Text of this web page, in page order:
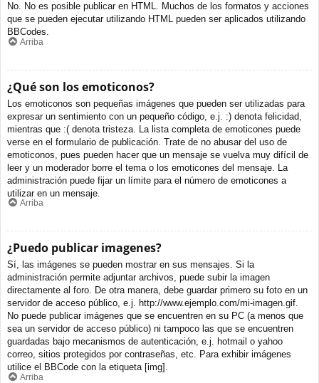
No. No es posible publicar en HTML. Muchos de los formatos y acciones
que se pueden ejecutar utilizando HTML pueden ser aplicados utilizando
BBCodes.
Arriba
¿Qué son los emoticonos?
Los emoticonos son pequeñas imágenes que pueden ser utilizadas para
expresar un sentimiento con un pequeño código, e.j. :) denota felicidad,
mientras que :( denota tristeza. La lista completa de emoticones puede
verse en el formulario de publicación. Trate de no abusar del uso de
emoticonos, pues pueden hacer que un mensaje se vuelva muy difícil de
leer y un moderador borre el tema o los emoticones del mensaje. La
administración puede fijar un límite para el número de emoticones a
utilizar en un mensaje.
Arriba
¿Puedo publicar imagenes?
Sí, las imágenes se pueden mostrar en sus mensajes. Si la
administración permite adjuntar archivos, puede subir la imagen
directamente al foro. De otra manera, debe guardar primero su foto en un
servidor de acceso público, e.j. http://www.ejemplo.com/mi-imagen.gif.
No puede publicar imágenes que se encuentren en su PC (a menos que
sea un servidor de acceso público) ni tampoco las que se encuentren
guardadas bajo mecanismos de autenticación, e.j. hotmail o yahoo
correo, sitios protegidos por contraseñas, etc. Para exhibir imágenes
utilice el BBCode con la etiqueta [img].
Arriba